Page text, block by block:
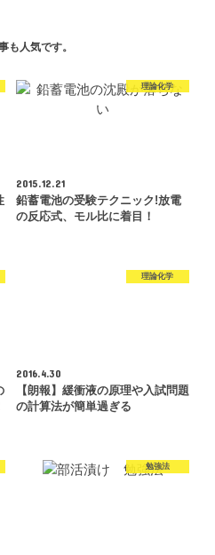
も人気です。
理論化学
2015.12.21
鉛蓄電池の受験テクニック!放電
の反応式、モル比に着目！
理論化学
2016.4.30
【朗報】緩衝液の原理や入試問題
の計算法が簡単過ぎる
勉強法